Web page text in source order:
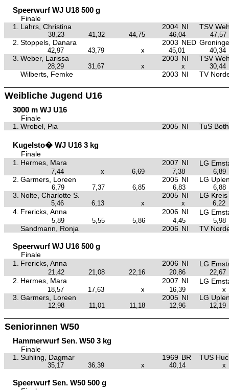
Speerwurf WJ U18 500 g
Finale
1.
Lahrs, Christina 2004 NI TSV
38,23 41,32 44,75 46,04 47,57
2. Stoppels, Danara 2003 NED
42,97 43,79 x 45,01 40,34
3. Weber, Larissa 2003 NI TSV
28,29 31,67 x x 30,44
Wilberts, Femke 2003 NI TV
Weibliche Jugend U16
3000 m WJ U16
Finale
1.
Wrobel, Pia 2005 NI TuS
Kugelsto� WJ U16 3 kg
Finale
1.
Hermes, Mara 2007 NI LG
7,44 x 6,69 7,38 6,89
2. Garmers, Loreen 2005 NI LG
6,79 7,37 6,85 6,83 6,88
3. Nolte, Charlotte S. 2005 NI LG
5,46 6,13 x x 6,22
4. Frericks, Anna 2006 NI LG
5,89 5,55 5,86 4,45 5,98
Sandmann, Ronja 2006 NI TV
Speerwurf WJ U16 500 g
Finale
1.
Frericks, Anna 2006 NI LG
21,42 21,08 22,16 20,86 22,67
2. Hermes, Mara 2007 NI LG
18,57 17,63 x 16,39 x
3. Garmers, Loreen 2005 NI LG
12,98 11,01 11,18 12,96 12,19
Seniorinnen W50
Hammerwurf Sen. W50 3 kg
Finale
1.
Suhling, Dagmar 1969 BR TUS
35,17 36,39 x 40,14 x
Speerwurf Sen. W50 500 g